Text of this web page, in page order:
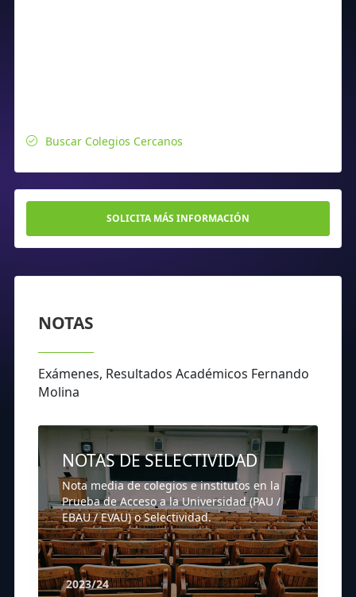
Buscar Colegios Cercanos
SOLICITA MÁS INFORMACIÓN
NOTAS
Exámenes, Resultados Académicos Fernando
Molina
NOTAS DE SELECTIVIDAD
Nota media de colegios e institutos en la
Prueba de Acceso a la Universidad (PAU /
EBAU / EVAU) o Selectividad.
2023/24